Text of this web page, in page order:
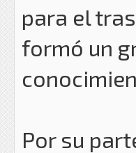
para el
formó un
Por su